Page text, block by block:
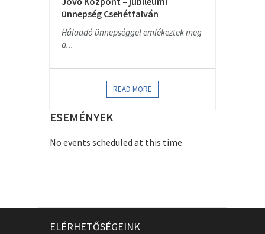
ünnepség Csehétfalván
Hálaadó ünnepséggel emlékeztek meg
a...
READ MORE
ESEMÉNYEK
No events scheduled at this time.
ELÉRHETŐSÉGEINK